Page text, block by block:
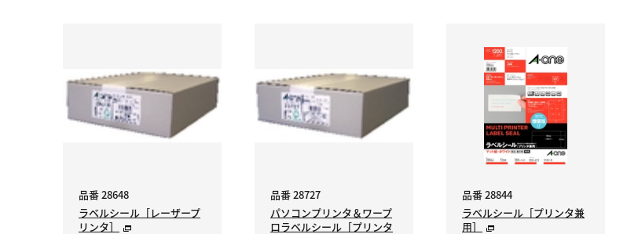
品番 28648
ラベルシール［レーザープ
リンタ］
品番 28727
パソコンプリンタ＆ワープ
ロラベルシール［プリンタ
品番 28844
ラベルシール［プリンタ兼
用］